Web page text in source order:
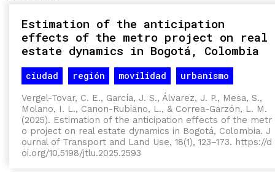
Estimation of the anticipation
effects of the metro project on real
estate dynamics in Bogotá, Colombia
ciudad región movilidad
urbanismo
planeación
Vergel-Tovar, C. E., García, J. S., Álvarez, J. P., Mesa, S.,
Molano, I. L., Canon-Rubiano, L., & Correa-Garzón, L. M.
(2025). Estimation of the anticipation effects of the metr
o project on real estate dynamics in Bogotá, Colombia. J
ournal of Transport and Land Use, 18(1), 123–173. https://d
oi.org/10.5198/jtlu.2025.2593